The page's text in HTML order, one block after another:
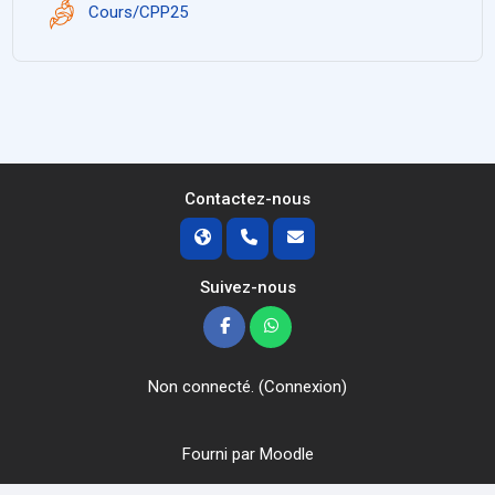
Cours/CPP25Jitsi
Contactez-nous
Suivez-nous
Non connecté. (Connexion)
Fourni par Moodle